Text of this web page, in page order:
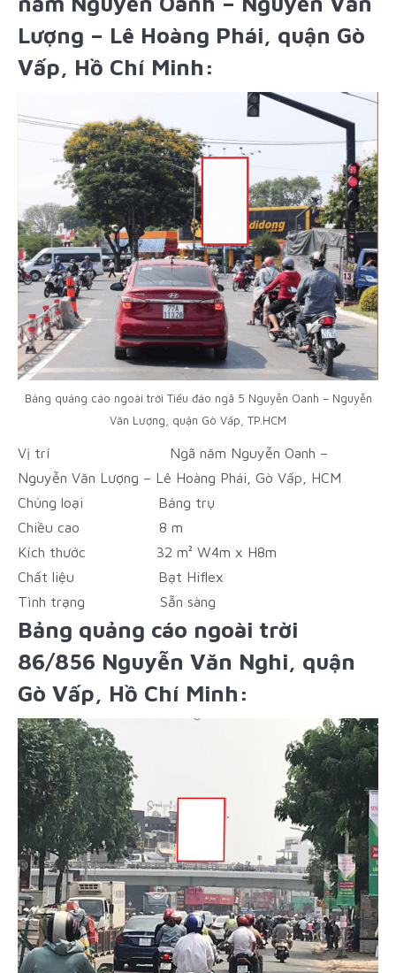
Lượng – Lê Hoàng Phái, quận Gò
Vấp, Hồ Chí Minh:
Bảng quảng cáo ngoài trời Tiểu đảo ngã 5 Nguyễn Oanh – Nguyễn
Văn Lượng, quận Gò Vấp, TP.HCM
Vị trí Ngã năm Nguyễn Oanh –
Nguyễn Văn Lượng – Lê Hoàng Phái, Gò Vấp, HCM
Chủng loại Bảng trụ
Chiều cao 8 m
Kích thước 32 m² W4m x H8m
Chất liệu Bạt Hiflex
Tình trạng Sẵn sàng
Bảng quảng cáo ngoài trời
86/856 Nguyễn Văn Nghi, quận
Gò Vấp, Hồ Chí Minh: